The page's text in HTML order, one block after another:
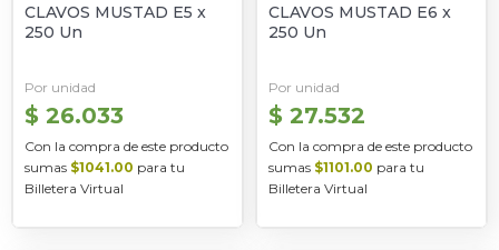
CLAVOS MUSTAD E5 x
250 Un
Por unidad
$ 26.033
Con la compra de este producto
sumas $1041.00 para tu
Billetera Virtual
CLAVOS MUSTAD E6 x
250 Un
Por unidad
$ 27.532
Con la compra de este producto
sumas $1101.00 para tu
Billetera Virtual